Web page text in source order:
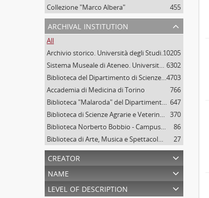
Collezione "Marco Albera"
455
archival institution
All
Archivio storico. Università degli Studi di Torino10205
Sistema Museale di Ateneo. Università degli Studi di Torino 6302
Biblioteca del Dipartimento di Scienze della vita e Biologia dei sistemi. Sede di Biologia vegetale. Università degli studi di Torino4703
Accademia di Medicina di Torino
766
Biblioteca "Malaroda" del Dipartimento di Scienze della Terra. Università degli Studi di Torino 647
Biblioteca di Scienze Agrarie e Veterinarie. Università degli Studi di Torino
370
Biblioteca Norberto Bobbio - Campus "Luigi Einaudi", Università degli Studi di Torino
86
Biblioteca di Arte, Musica e Spettacolo. Università degli Studi di Torino
27
creator
name
level of description